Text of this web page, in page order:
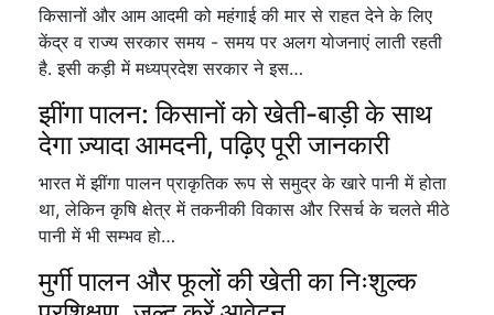
किसानों और आम आदमी को महंगाई की मार से राहत देने के लिए
केंद्र व राज्य सरकार समय - समय पर अलग योजनाएं लाती रहती
है. इसी कड़ी में मध्यप्रदेश सरकार ने इस…
झींगा पालन: किसानों को खेती-बाड़ी के साथ
देगा ज़्यादा आमदनी, पढ़िए पूरी जानकारी
भारत में झींगा पालन प्राकृतिक रूप से समुद्र के खारे पानी में होता
था, लेकिन कृषि क्षेत्र में तकनीकी विकास और रिसर्च के चलते मीठे
पानी में भी सम्भव हो…
मुर्गी पालन और फूलों की खेती का निःशुल्क